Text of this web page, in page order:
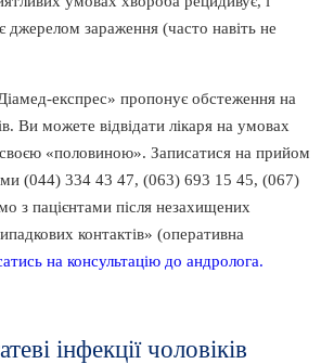
зараження (часто навіть не
експрес» пропонує обстеження на
Ви можете відвідати лікаря на умовах
своєю «половиною». Записатися на прийом
(044) 334 43 47, (063) 693 15 45, (067)
з пацієнтами після незахищених
контактів» (оперативна
на консультацію до андролога.
інфекції чоловіків